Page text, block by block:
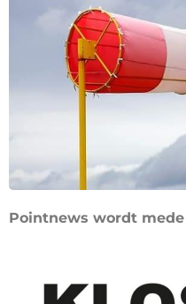
Pointnews wordt